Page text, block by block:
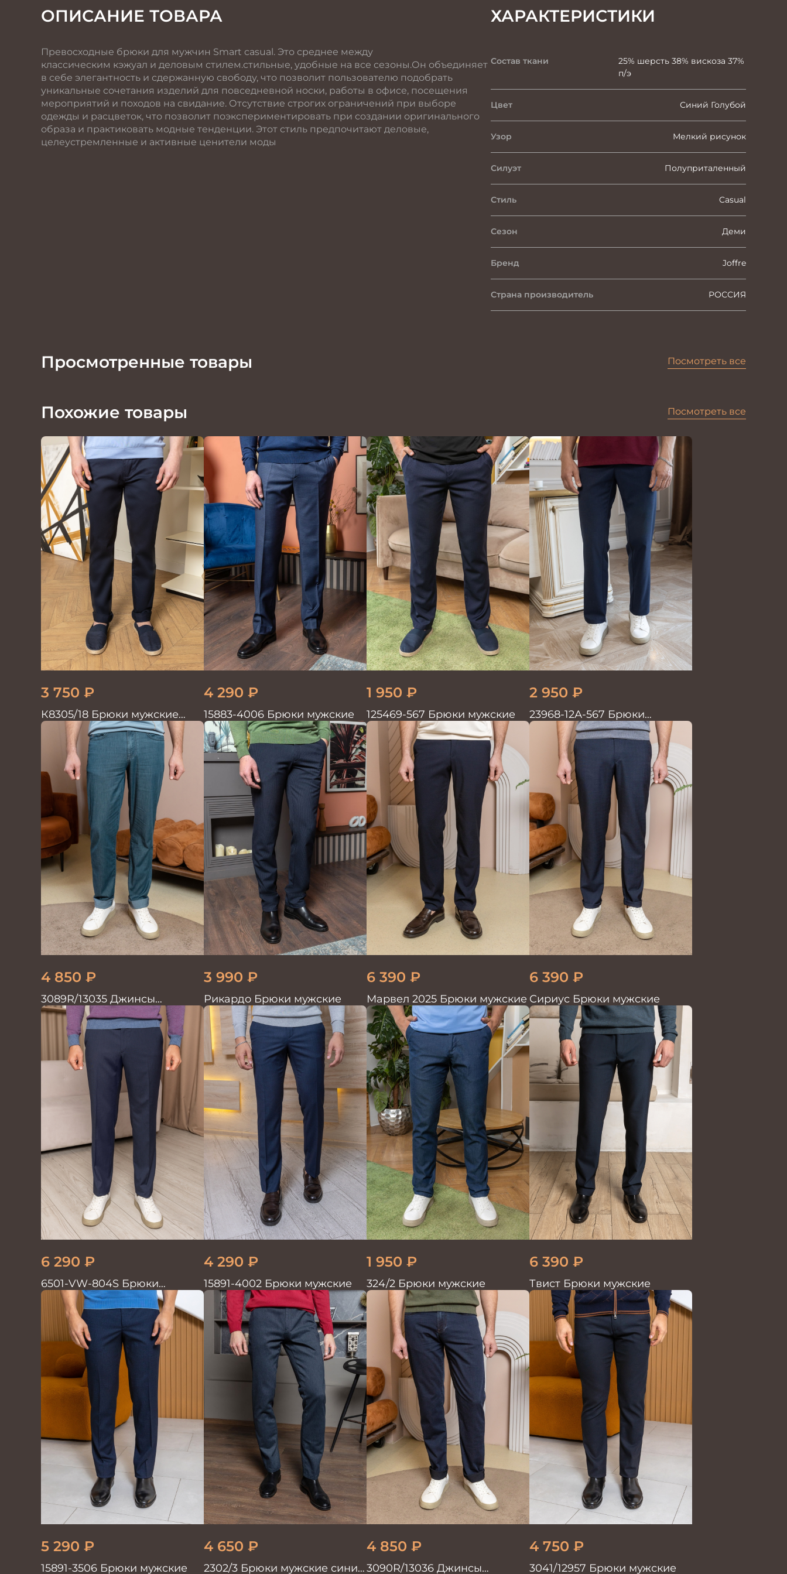
ОПИСАНИЕ ТОВАРА
Превосходные брюки для мужчин Smart casual. Это среднее между
классическим кэжуал и деловым стилем.стильные, удобные на все сезоны.Он объединяет
в себе элегантность и сдержанную свободу, что позволит пользователю подобрать
уникальные сочетания изделий для повседневной носки, работы в офисе, посещения
мероприятий и походов на свидание. Отсутствие строгих ограничений при выборе
одежды и расцветок, что позволит поэкспериментировать при создании оригинального
образа и практиковать модные тенденции. Этот стиль предпочитают деловые,
целеустремленные и активные ценители моды
ХАРАКТЕРИСТИКИ
Состав ткани
25% шерсть 38% вискоза 37%
п/э
Цвет Синий Голубой
Узор Мелкий рисунок
Силуэт Полуприталенный
Стиль Casual
Сезон Деми
Бренд Joffre
Страна производитель РОССИЯ
Просмотренные товары Посмотреть все
Похожие товары Посмотреть все
3 750 ₽
К8305/18 Брюки мужские
т.синие
4 290 ₽
15883-4006 Брюки мужские
1 950 ₽
125469-567 Брюки мужские
2 950 ₽
23968-12А-567 Брюки
мужские
4 850 ₽
3089R/13035 Джинсы
мужские
3 990 ₽
Рикардо Брюки мужские
6 390 ₽
Марвел 2025 Брюки мужские
6 390 ₽
Сириус Брюки мужские
6 290 ₽
6501-VW-804S Брюки
мужские
4 290 ₽
15891-4002 Брюки мужские
1 950 ₽
324/2 Брюки мужские
6 390 ₽
Твист Брюки мужские
5 290 ₽
15891-3506 Брюки мужские
4 650 ₽
2302/3 Брюки мужские синие
4 850 ₽
3090R/13036 Джинсы
4 750 ₽
3041/12957 Брюки мужские